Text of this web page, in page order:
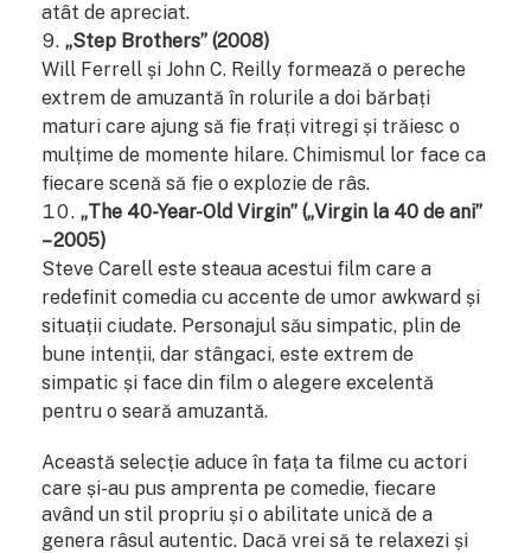
atât de apreciat.
„Step Brothers” (2008)
Will Ferrell și John C. Reilly formează o pereche
extrem de amuzantă în rolurile a doi bărbați
maturi care ajung să fie frați vitregi și trăiesc o
mulțime de momente hilare. Chimismul lor face ca
fiecare scenă să fie o explozie de râs.
„The 40-Year-Old Virgin” („Virgin la 40 de ani”
– 2005)
Steve Carell este steaua acestui film care a
redefinit comedia cu accente de umor awkward și
situații ciudate. Personajul său simpatic, plin de
bune intenții, dar stângaci, este extrem de
simpatic și face din film o alegere excelentă
pentru o seară amuzantă.
Această selecție aduce în fața ta filme cu actori
care și-au pus amprenta pe comedie, fiecare
având un stil propriu și o abilitate unică de a
genera râsul autentic. Dacă vrei să te relaxezi și